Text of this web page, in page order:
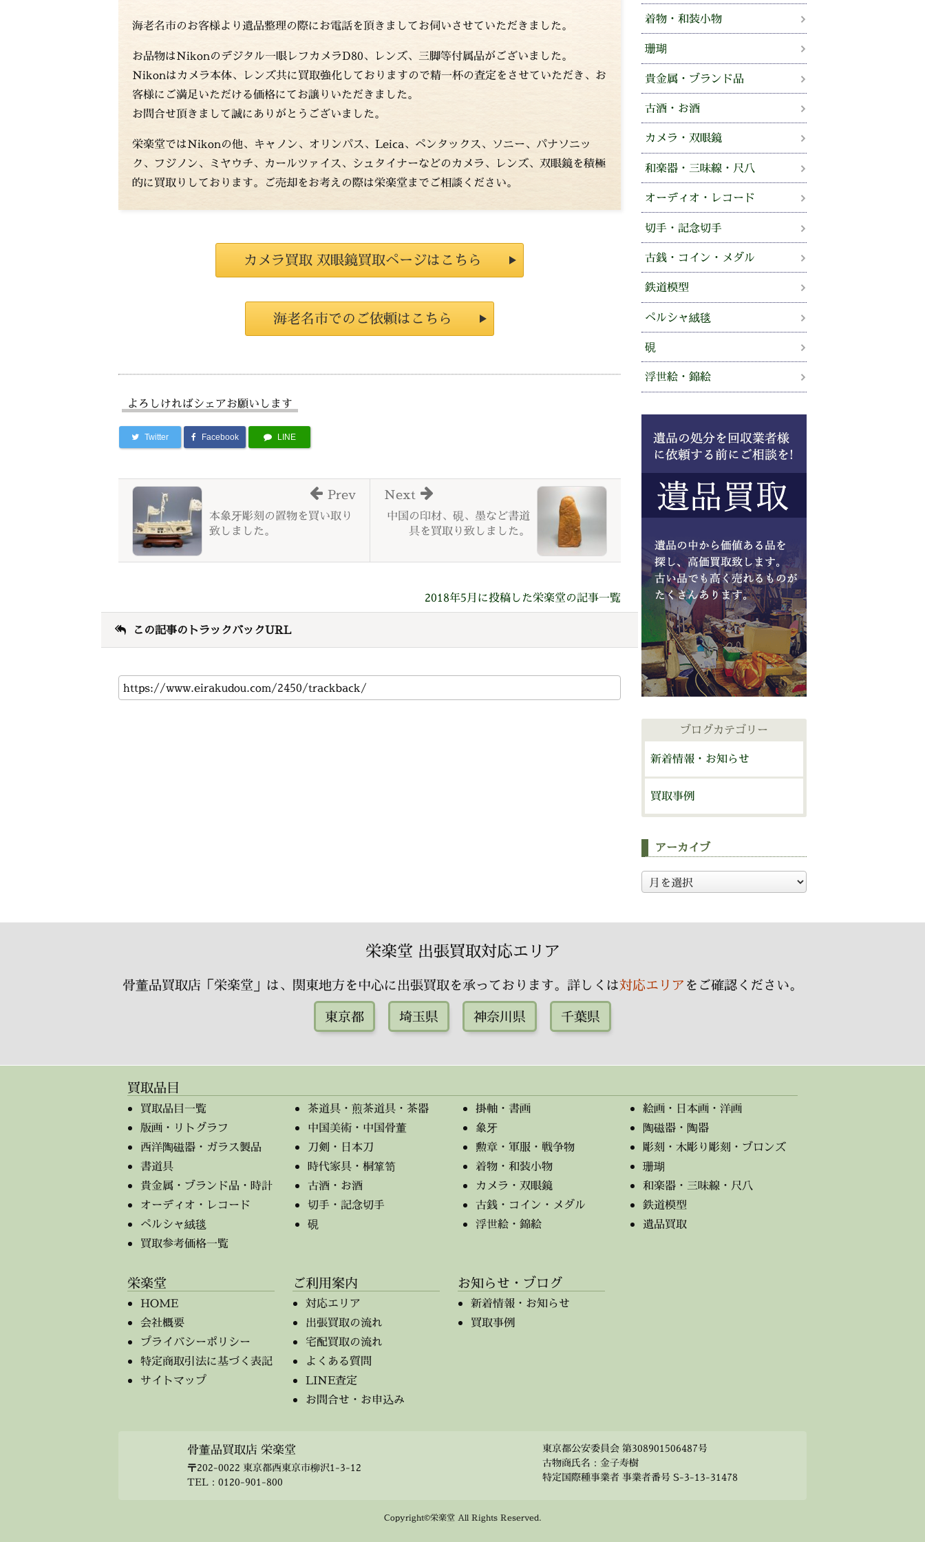
海老名市のお客様より遺品整理の際にお電話を頂きましてお伺いさせていただきました。
お品物はNikonのデジタル一眼レフカメラD80、レンズ、三脚等付属品がございました。
Nikonはカメラ本体、レンズ共に買取強化しておりますので精一杯の査定をさせていただき、お
客様にご満足いただける価格にてお譲りいただきました。
お問合せ頂きまして誠にありがとうございました。
栄楽堂ではNikonの他、キャノン、オリンパス、Leica、ペンタックス、ソニー、パナソニッ
ク、フジノン、ミヤウチ、カールツァイス、シュタイナーなどのカメラ、レンズ、双眼鏡を積極
的に買取りしております。ご売却をお考えの際は栄楽堂までご相談ください。
カメラ買取 双眼鏡買取ページはこちら
海老名市でのご依頼はこちら
よろしければシェアお願いします
Twitter Facebook LINE
中国の印材、硯、墨など書道
具を買取り致しました。
Next
本象牙彫刻の置物を買い取り
致しました。
Prev
2018年5月に投稿した栄楽堂の記事一覧
この記事のトラックバックURL
着物・和装小物
珊瑚
貴金属・ブランド品
古酒・お酒
カメラ・双眼鏡
和楽器・三味線・尺八
オーディオ・レコード
切手・記念切手
古銭・コイン・メダル
鉄道模型
ペルシャ絨毯
硯
浮世絵・錦絵
ブログカテゴリー
新着情報・お知らせ
買取事例
アーカイブ
ア
ー
イ
栄楽堂 出張買取対応エリア
骨董品買取店「栄楽堂」は、関東地方を中心に出張買取を承っております。詳しくは対応エリアをご確認ください。
東京都
埼玉県 神奈川県 千葉県
買取品目
買取品目一覧 茶道具・煎茶道具・茶器 掛軸・書画
絵画・日本画・洋画
版画・リトグラフ
中国美術・中国骨董 象牙
陶磁器・陶器
西洋陶磁器・ガラス製品
刀剣・日本刀 勲章・軍服・戦争物
彫刻・木彫り彫刻・ブロンズ
書道具
時代家具・桐箪笥 着物・和装小物
珊瑚
貴金属・ブランド品・時計
古酒・お酒 カメラ・双眼鏡
和楽器・三味線・尺八
オーディオ・レコード
切手・記念切手 古銭・コイン・メダル
鉄道模型
ペルシャ絨毯
硯 浮世絵・錦絵
遺品買取
買取参考価格一覧
栄楽堂
HOME
会社概要
プライバシーポリシー
特定商取引法に基づく表記
サイトマップ
ご利用案内
対応エリア
出張買取の流れ
宅配買取の流れ
よくある質問
LINE査定
お問合せ・お申込み
お知らせ・ブログ
新着情報・お知らせ
買取事例
骨董品買取店 栄楽堂
〒202-0022 東京都西東京市柳沢1-3-12
TEL： 0120-901-800
東京都公安委員会 第308901506487号
古物商氏名：金子寿樹
特定国際種事業者 事業者番号 S-3-13-31478
Copyright©栄楽堂 All Rights Reserved.